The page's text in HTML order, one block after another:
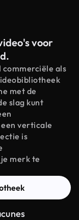
voor
commerciële als
met de
slag kunt
verticale
is
merk te